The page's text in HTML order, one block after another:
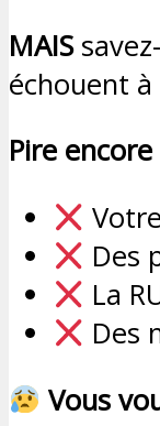
MAIS
échouent à
Pire encore
Des
La
Des
Vous